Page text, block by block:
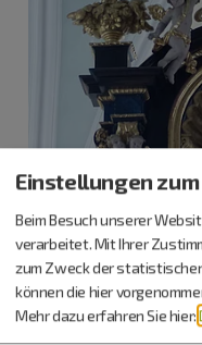
Einstellungen
Beim Besuch unserer
verarbeitet. Mit Ihrer
zum Zweck der
können die hier
Mehr dazu erfahren Sie hier: